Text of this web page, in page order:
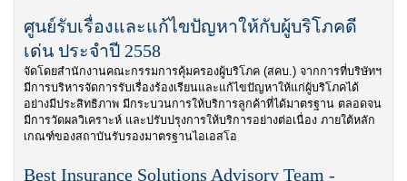
ศูนย์รับเรื่องและแก้ไขปัญหาให้กับผู้บริโภคดี
เด่น ประจำปี 2558
จัดโดยสำนักงานคณะกรรมการคุ้มครองผู้บริโภค (สคบ.) จากการที่บริษัทฯ
มีการบริหารจัดการรับเรื่องร้องเรียนและแก้ไขปัญหาให้แก่ผู้บริโภคได้
อย่างมีประสิทธิภาพ มีกระบวนการให้บริการลูกค้าที่ได้มาตรฐาน ตลอดจน
มีการวัดผลวิเคราะห์ และปรับปรุงการให้บริการอย่างต่อเนื่อง ภายใต้หลัก
เกณฑ์ของสถาบันรับรองมาตรฐานไอเอสโอ
Best Insurance Solutions Advisory Team -